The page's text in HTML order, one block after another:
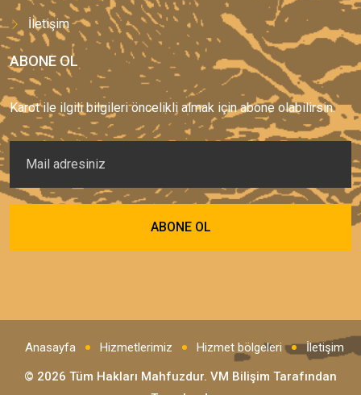
İletişim
ABONE OL
Karot ile ilgili bilgileri öncelikli almak için abone olabilirsin.
Anasayfa Hizmetlerimiz Hizmet bölgeleri
İletişim
© 2026 Tüm Hakları Mahfuzdur. VM Bilişim Tarafından